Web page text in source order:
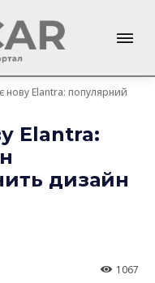
нову Elantra: популярний
Elantra:
дизайн
1067